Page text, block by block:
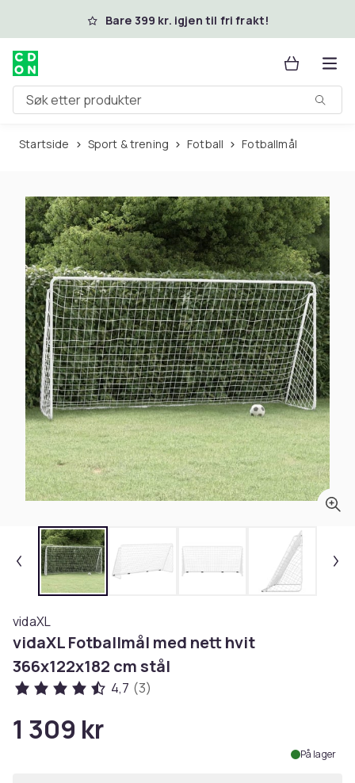
Hopp til hovedinnholdBare 399 kr. igjen til fri frakt!
Søk etter produkter
Startside Sport & trening Fotball Fotballmål
vidaXL
vidaXL Fotballmål med nett hvit
366x122x182 cm stål
4,7 (3)
1 309 kr
På lager